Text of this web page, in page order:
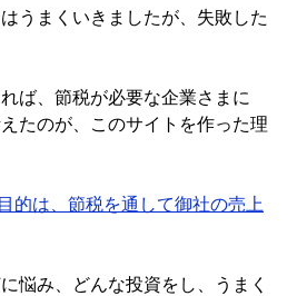
うまくいきましたが、失敗した
ば、節税が必要な企業さまに
たのが、このサイトを作った理
的は、節税を通して御社の売上
悩み、どんな投資をし、うまく